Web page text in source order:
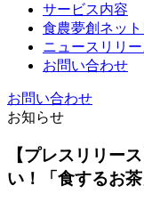
サービス内容
食農夢創ネッ
ニュースリリー
お問い合わせ
お問い合わせ
お知らせ
【プレスリリー
い！「食するお